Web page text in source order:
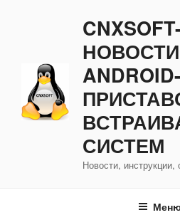
CNXSOFT-
НОВОСТИ
ANDROID-
СИСТЕМ
Новости, инструкции,